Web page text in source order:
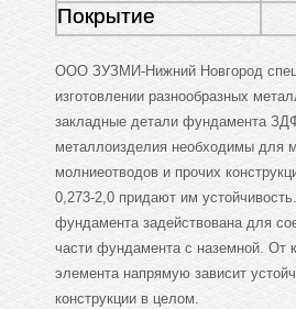
Покрытие
ООО ЗУЗМИ-Нижний Новгород
изготовлении разнообразных
закладные детали фундамента
металлоизделия необходимы для
молниеотводов и прочих
0,273-2,0 придают им
фундамента задействована для
части фундамента с наземной. От
элемента напрямую зависит
конструкции в целом.